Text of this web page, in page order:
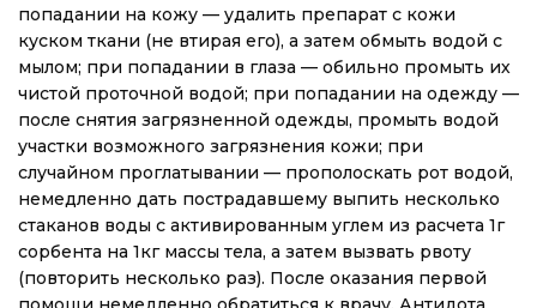
попадании на кожу — удалить препарат с кожи
куском ткани (не втирая его), а затем обмыть водой с
мылом; при попадании в глаза — обильно промыть их
чистой проточной водой; при попадании на одежду —
после снятия загрязненной одежды, промыть водой
участки возможного загрязнения кожи; при
случайном проглатывании — прополоскать рот водой,
немедленно дать пострадавшему выпить несколько
стаканов воды с активированным углем из расчета 1г
сорбента на 1кг массы тела, а затем вызвать рвоту
(повторить несколько раз). После оказания первой